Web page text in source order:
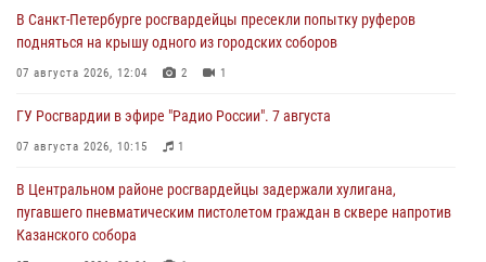
В Санкт-Петербурге росгвардейцы пресекли попытку руферов
подняться на крышу одного из городских соборов
07 августа 2026, 12:04 2 1
ГУ Росгвардии в эфире "Радио России". 7 августа
07 августа 2026, 10:15 1
В Центральном районе росгвардейцы задержали хулигана,
пугавшего пневматическим пистолетом граждан в сквере напротив
Казанского собора